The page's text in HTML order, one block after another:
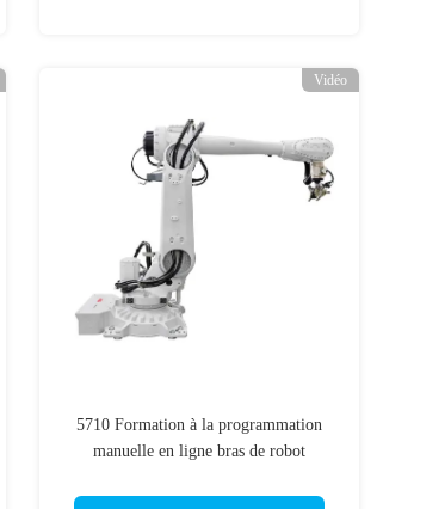
Vidéo
5710 Formation à la programmation
manuelle en ligne bras de robot